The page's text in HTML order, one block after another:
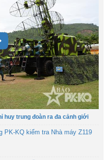
huy trung đoàn ra đa cảnh giới
PK-KQ kiểm tra Nhà máy Z119